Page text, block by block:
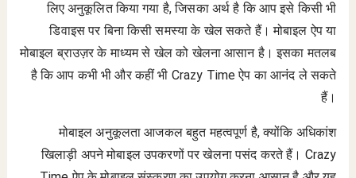
लिए अनुकूलित किया गया है, जिसका अर्थ है कि आप इसे किसी भी
डिवाइस पर बिना किसी समस्या के खेल सकते हैं। मोबाइल ऐप या
मोबाइल ब्राउज़र के माध्यम से खेल को खेलना आसान है। इसका मतलब
है कि आप कभी भी और कहीं भी Crazy Time ऐप का आनंद ले सकते
हैं।
मोबाइल अनुकूलता आजकल बहुत महत्वपूर्ण है, क्योंकि अधिकांश
खिलाड़ी अपने मोबाइल उपकरणों पर खेलना पसंद करते हैं। Crazy